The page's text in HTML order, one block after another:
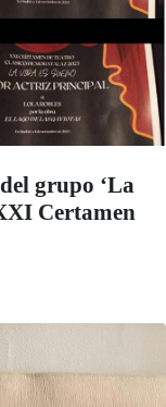
grupo ‘La
Certamen